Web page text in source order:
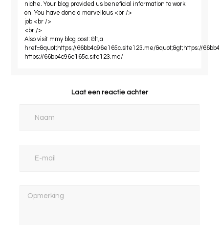
niche. Your blog provided us beneficial information to work
on. You have done a marvellous <br />
job!<br />
<br />
Also visit mmy blog post: &lt;a
href=&quot;https://66bb4c96e165c.site123.me/&quot;&gt;https://
https://66bb4c96e165c.site123.me/
Laat een reactie achter